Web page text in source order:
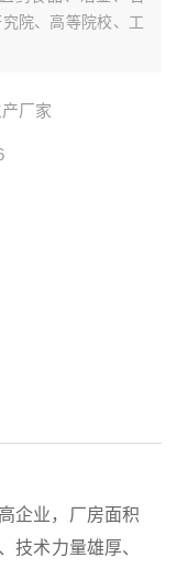
院、高等院校、工
厂家
企业，厂房面积
技术力量雄厚、